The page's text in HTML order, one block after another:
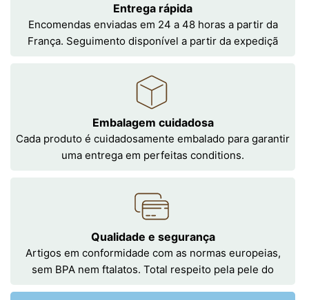
Entrega rápida
Encomendas enviadas em 24 a 48 horas a partir da
França. Seguimento disponível a partir da expediçã
Embalagem cuidadosa
Cada produto é cuidadosamente embalado para garantir
uma entrega em perfeitas conditions.
Qualidade e segurança
Artigos em conformidade com as normas europeias,
sem BPA nem ftalatos. Total respeito pela pele do